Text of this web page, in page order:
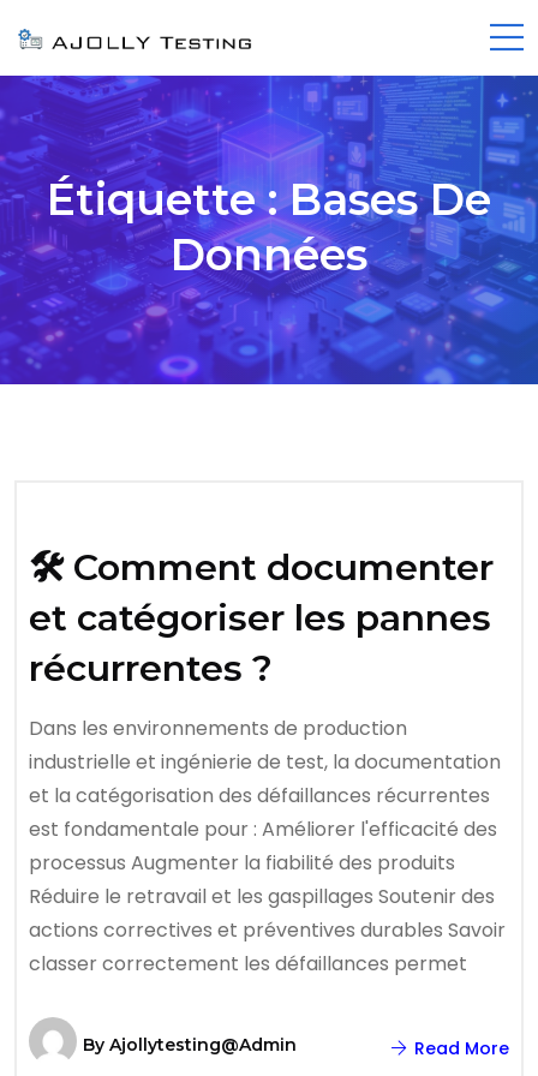
Étiquette :Bases De
Données
🛠️ Comment documenter
et catégoriser les pannes
récurrentes ?
Dans les environnements de production
industrielle et ingénierie de test, la documentation
et la catégorisation des défaillances récurrentes
est fondamentale pour : Améliorer l'efficacité des
processus Augmenter la fiabilité des produits
Réduire le retravail et les gaspillages Soutenir des
actions correctives et préventives durables Savoir
classer correctement les défaillances permet
By Ajollytesting@admin Read More